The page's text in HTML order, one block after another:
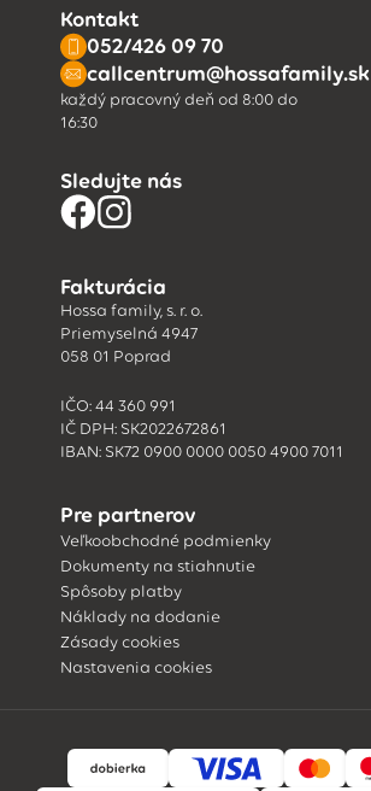
Kontakt
052/426 09 70
callcentrum@hossafamily.sk
každý pracovný deň od 8:00 do
16:30
Sledujte nás
Fakturácia
Hossa family, s. r. o.
Priemyselná 4947
058 01 Poprad
IČO: 44 360 991
IČ DPH: SK2022672861
IBAN: SK72 0900 0000 0050 4900 7011
Pre partnerov
Veľkoobchodné podmienky
Dokumenty na stiahnutie
Spôsoby platby
Náklady na dodanie
Zásady cookies
Nastavenia cookies